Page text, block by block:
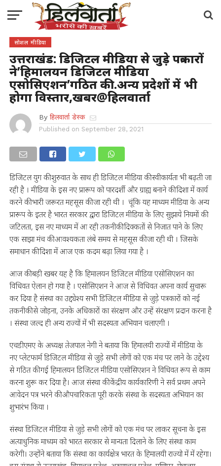
सोशल मीडिया
उत्तराखंड: डिजिटल मीडिया से जुड़े पत्रकारों
ने’हिमालयन डिजिटल मीडिया
एसोसिएशन’गठित की.अन्य प्रदेशों में भी
होगा विस्तार,खबर@हिलवार्ता
By हिलवार्ता डेस्क
Published on September 28, 2021
डिजिटल युग की शुरुवात के साथ ही डिजिटल मीडिया की स्वीकार्यता भी बढ़ती जा
रही है । मीडिया के इस नए प्रारूप को पारदर्शी और ग्राह्य बनाने की दिशा में कार्य
करने की भारी जरूरत महसूस की जा रही थी । चूंकि यह माध्यम मीडिया के अन्य
प्रारूप के इतर है भारत सरकार द्वारा डिजिटल मीडिया के लिए सुझाये नियमों की
जटिलता, इस नए माध्यम में आ रही तकनीकी दिक्कतों से निजात पाने के लिए
एक साझा मंच की आवश्यकता लंबे समय से महसूस की जा रही थी । जिसके
समाधान की दिशा में आज एक कदम बढ़ा लिया गया है ।
आज की बड़ी खबर यह है कि हिमालयन डिजिटल मीडिया एसोसिएशन का
विधिवत ऐलान हो गया है । एसोसिएशन ने आज से विधिवत अपना कार्य सुचारू
कर दिया है संस्था का उद्द्येश्य सभी डिजिटल मीडिया से जुड़े पत्रकारों को नई
तकनीकी से जोड़ना, उनके अधिकारों का संरक्षण और उन्हें संरक्षण प्रदान करना है
। संस्था जल्द ही अन्य राज्यों में भी सदस्यता अभियान चलाएगी ।
एचडीएमए के अध्यक्ष तेजपाल नेगी ने बताया कि हिमालयी राज्यों में मीडिया के
नए प्लेटफार्म डिजिटल मीडिया से जुड़े सभी लोगों को एक मंच पर लाने के उद्देश्य
से गठित की गई हिमालयन डिजिटल मीडिया एसोसिएशन ने विधिवत रूप से काम
करना शुरू कर दिया है। आज संस्था की केंद्रीय कार्यकारिणी ने सर्व प्रथम अपने
आवेदन पत्र भरने की औपचारिकता पूरी करके संस्था के सदस्यता अभियान का
शुभारंभ किया ।
संस्था डिजिटल मीडिया से जुड़े सभी लोगों को एक मंच पर लाकर सूचना के इस
अत्याधुनिक माध्यम को भारत सरकार से मान्यता दिलाने के लिए संस्था काम
करेगी। उन्होंने बताया कि संस्था का कार्यक्षेत्र भारत के हिमालयी राज्यो में में रहेगा।